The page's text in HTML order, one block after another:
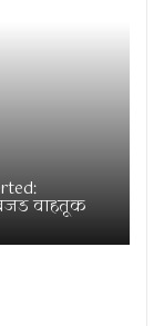
वाहतूक